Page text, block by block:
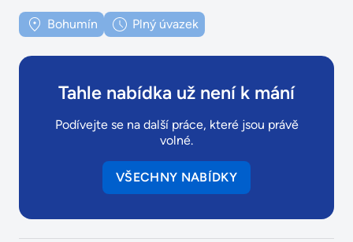
Bohumín Plný úvazek
Tahle nabídka už není k mání
Podívejte se na další práce, které jsou právě
volné.
VŠECHNY NABÍDKY